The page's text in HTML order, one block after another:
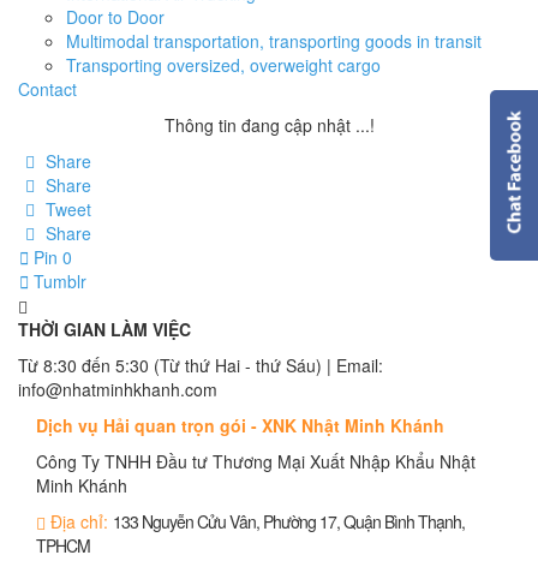
Door to Door
Multimodal transportation, transporting goods in transit
Transporting oversized, overweight cargo
Contact
Thông tin đang cập nhật ...!
Share
Share
Tweet
Share
Pin 0
Tumblr
THỜI GIAN LÀM VIỆC
Từ 8:30 đến 5:30 (Từ thứ Hai - thứ Sáu) | Email:
info@nhatminhkhanh.com
Dịch vụ Hải quan trọn gói - XNK Nhật Minh Khánh
Công Ty TNHH Đầu tư Thương Mại Xuất Nhập Khẩu Nhật
Minh Khánh
Địa chỉ: 133 Nguyễn Cửu Vân, Phường 17, Quận Bình Thạnh,
TPHCM